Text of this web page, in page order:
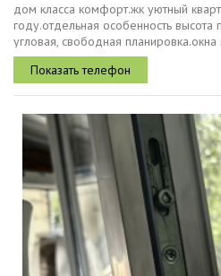
дом класса комфорт.жк уютный
году.отдельная особенность высота
угловая, свободная
двор.в квартире установлены
двухкамерными...